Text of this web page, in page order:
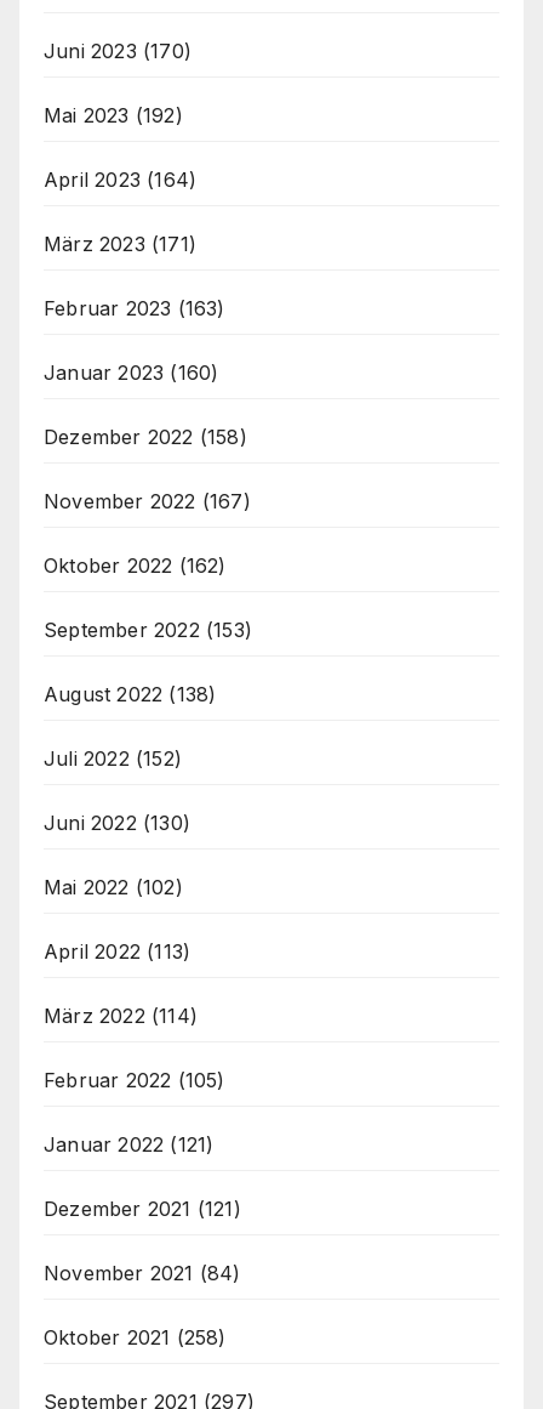
Juni 2023 (170)
Mai 2023 (192)
April 2023 (164)
März 2023 (171)
Februar 2023 (163)
Januar 2023 (160)
Dezember 2022 (158)
November 2022 (167)
Oktober 2022 (162)
September 2022 (153)
August 2022 (138)
Juli 2022 (152)
Juni 2022 (130)
Mai 2022 (102)
April 2022 (113)
März 2022 (114)
Februar 2022 (105)
Januar 2022 (121)
Dezember 2021 (121)
November 2021 (84)
Oktober 2021 (258)
September 2021 (297)